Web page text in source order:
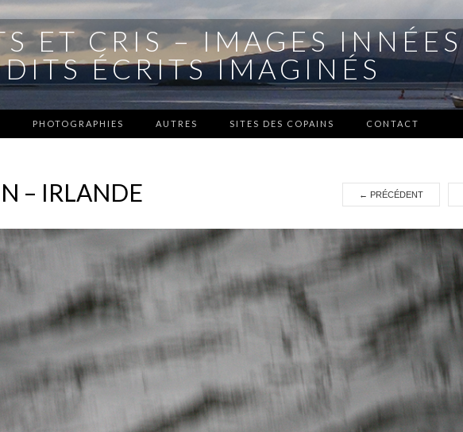
ET CRIS – IMAGES INNÉES
ÉCRITS IMAGINÉS
PHOTOGRAPHIES AUTRES SITES DES COPAINS CONTACT
– IRLANDE ← PRÉCÉDENT